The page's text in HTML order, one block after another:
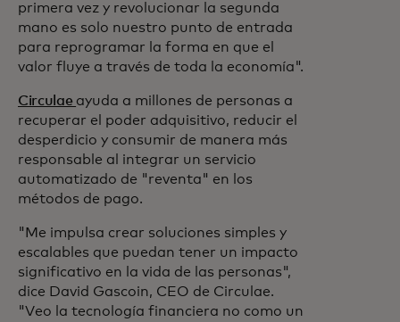
primera vez y revolucionar la segunda
mano es solo nuestro punto de entrada
para reprogramar la forma en que el
valor fluye a través de toda la economía".
Circulae ayuda a millones de personas a
recuperar el poder adquisitivo, reducir el
desperdicio y consumir de manera más
responsable al integrar un servicio
automatizado de "reventa" en los
métodos de pago.
"Me impulsa crear soluciones simples y
escalables que puedan tener un impacto
significativo en la vida de las personas",
dice David Gascoin, CEO de Circulae.
"Veo la tecnología financiera no como un